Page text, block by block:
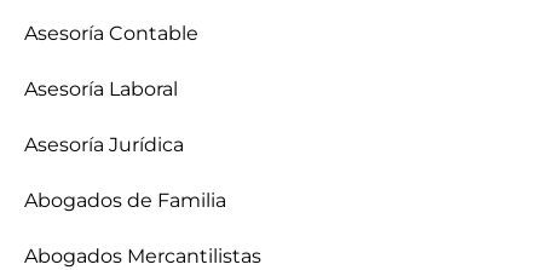
Asesoría Contable
Asesoría Laboral
Asesoría Jurídica
Abogados de Familia
Abogados Mercantilistas